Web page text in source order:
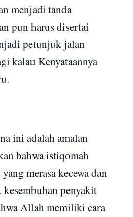
menjadi tanda
pun harus disertai
petunjuk jalan
kalau Kenyataannya
ini adalah amalan
bahwa istiqomah
merasa kecewa dan
penyakit
Allah memiliki cara